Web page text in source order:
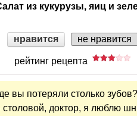
из кукурузы, яиц и
нравится не нравится
рейтинг рецепта
вы потеряли столько зубов?
столовой, доктор, я люблю